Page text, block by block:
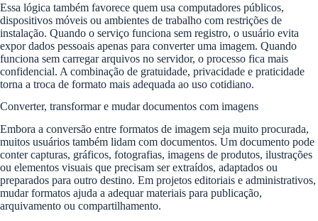
Essa lógica também favorece quem usa computadores públicos,
dispositivos móveis ou ambientes de trabalho com restrições de
instalação. Quando o serviço funciona sem registro, o usuário evita
expor dados pessoais apenas para converter uma imagem. Quando
funciona sem carregar arquivos no servidor, o processo fica mais
confidencial. A combinação de gratuidade, privacidade e praticidade
torna a troca de formato mais adequada ao uso cotidiano.
Converter, transformar e mudar documentos com imagens
Embora a conversão entre formatos de imagem seja muito procurada,
muitos usuários também lidam com documentos. Um documento pode
conter capturas, gráficos, fotografias, imagens de produtos, ilustrações
ou elementos visuais que precisam ser extraídos, adaptados ou
preparados para outro destino. Em projetos editoriais e administrativos,
mudar formatos ajuda a adequar materiais para publicação,
arquivamento ou compartilhamento.